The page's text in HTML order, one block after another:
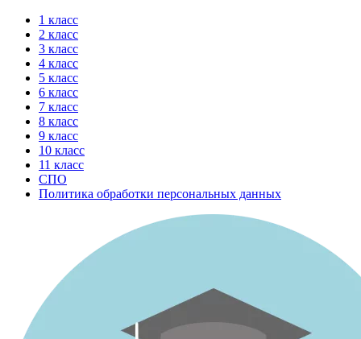
Перейти
содержимому
1 класс
2 класс
3 класс
4 класс
5 класс
6 класс
7 класс
8 класс
9 класс
10 класс
11 класс
СПО
Политика обработки персональных данных